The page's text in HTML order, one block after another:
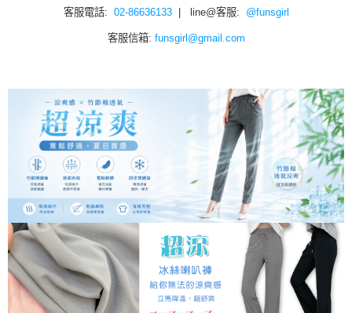
客服電話: 02-86636133| line@客服: @funsgirl
客服信箱: funsgirl@gmail.com